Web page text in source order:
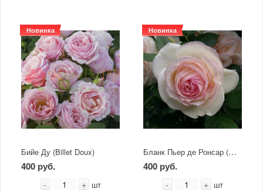
Новинка
Бийе Ду (Billet Doux)
400 руб.
- + шт
Новинка
Бланк Пьер де Ронсар (Blanc Pierre de Ronsard)
400 руб.
- + шт